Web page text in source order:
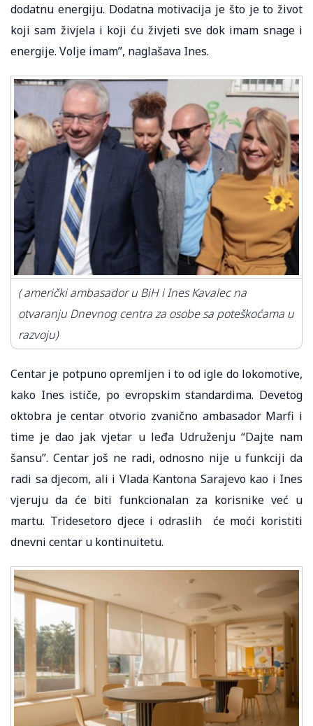
dodatnu energiju. Dodatna motivacija je što je to život
koji sam živjela i koji ću živjeti sve dok imam snage i
energije. Volje imam”, naglašava Ines.
( američki ambasador u BiH i Ines Kavalec na
otvaranju Dnevnog centra za osobe sa poteškoćama u
razvoju)
Centar je potpuno opremljen i to od igle do lokomotive,
kako Ines ističe, po evropskim standardima. Devetog
oktobra je centar otvorio zvanično ambasador Marfi i
time je dao jak vjetar u leđa Udruženju “Dajte nam
šansu”. Centar još ne radi, odnosno nije u funkciji da
radi sa djecom, ali i Vlada Kantona Sarajevo kao i Ines
vjeruju da će biti funkcionalan za korisnike već u
martu. Tridesetoro djece i odraslih će moći koristiti
dnevni centar u kontinuitetu.